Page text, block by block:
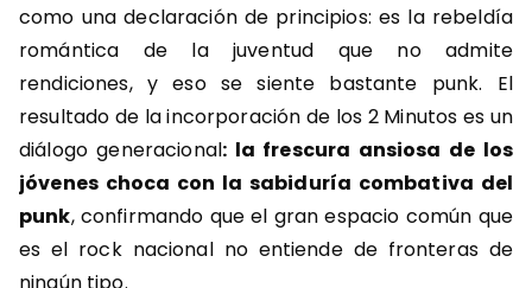
como una declaración de principios: es la rebeldía
romántica de la juventud que no admite
rendiciones, y eso se siente bastante punk. El
resultado de la incorporación de los 2 Minutos es un
diálogo generacional: la frescura ansiosa de los
jóvenes choca con la sabiduría combativa del
punk, confirmando que el gran espacio común que
es el rock nacional no entiende de fronteras de